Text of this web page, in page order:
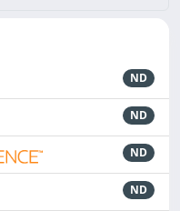
ND
ND
ND
ND